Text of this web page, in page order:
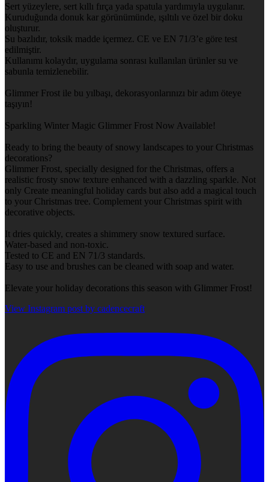
Sert yüzeylere, sert kıllı fırça yada spatula yardımıyla uygulanır.
Kuruduğunda donuk kar görünümünde, ışıltılı ve özel bir doku
oluşturur.
Su bazlıdır, toksik madde içermez. CE ve EN 71/3’e göre test
edilmiştir.
Kullanımı kolaydır, uygulama sonrası kullanılan ürünler su ve
sabunla temizlenebilir.
Glimmer Frost ile bu yılbaşı, dekorasyonlarınızı bir adım öteye
taşıyın!
Sparkling Winter Magic Glimmer Frost Now Available!
Ready to bring the beauty of snowy landscapes to your Christmas
decorations?
Glimmer Frost, specially designed for the Christmas, offers a
realistic frosty snow texture enhanced with a dazzling sparkle. Not
only Create meaningful holiday cards but also add a magical touch
to your Christmas tree. Complement your Christmas spirit with
decorative objects.
It dries quickly, creates a shimmery snow textured surface.
Water-based and non-toxic.
Tested to CE and EN 71/3 standards.
Easy to use and brushes can be cleaned with soap and water.
Elevate your holiday decorations this season with Glimmer Frost!
View Instagram post by cadencecraft